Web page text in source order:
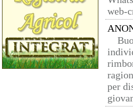
web-
per